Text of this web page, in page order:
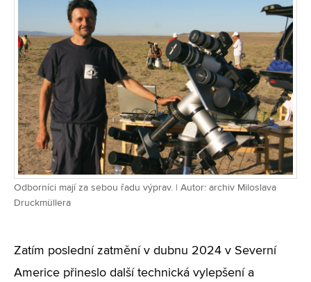
Odborníci mají za sebou řadu výprav. | Autor: archiv Miloslava
Druckmüllera
Zatím poslední zatmění v dubnu 2024 v Severní
Americe přineslo další technická vylepšení a